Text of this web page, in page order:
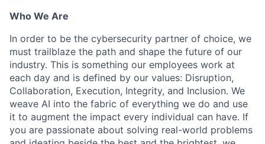
Who We Are
In order to be the cybersecurity partner of choice, we
must trailblaze the path and shape the future of our
industry. This is something our employees work at
each day and is defined by our values: Disruption,
Collaboration, Execution, Integrity, and Inclusion. We
weave AI into the fabric of everything we do and use
it to augment the impact every individual can have. If
you are passionate about solving real-world problems